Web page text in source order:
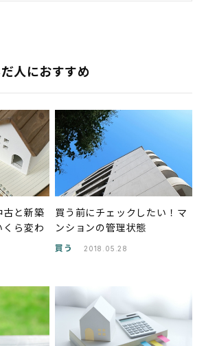
人におすすめ
古と新築
くら変わ
買う前にチェックしたい！マ
ンションの管理状態
買う 2018.05.28